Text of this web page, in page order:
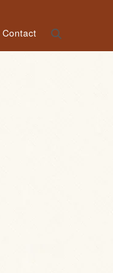
Contact